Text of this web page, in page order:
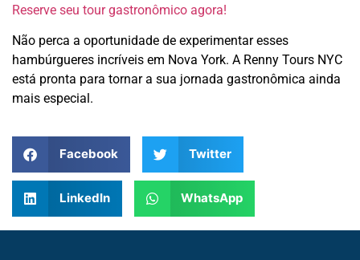
Reserve seu tour gastronômico agora!
Não perca a oportunidade de experimentar esses
hambúrgueres incríveis em Nova York. A Renny Tours NYC
está pronta para tornar a sua jornada gastronômica ainda
mais especial.
Facebook Twitter
LinkedIn WhatsApp